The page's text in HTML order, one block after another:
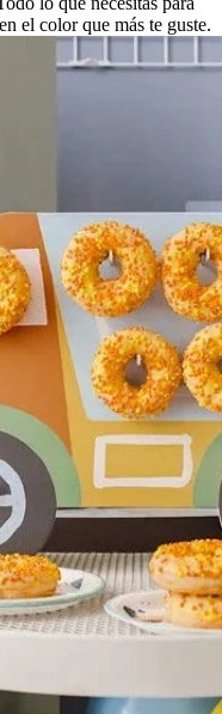
el color que más te guste.